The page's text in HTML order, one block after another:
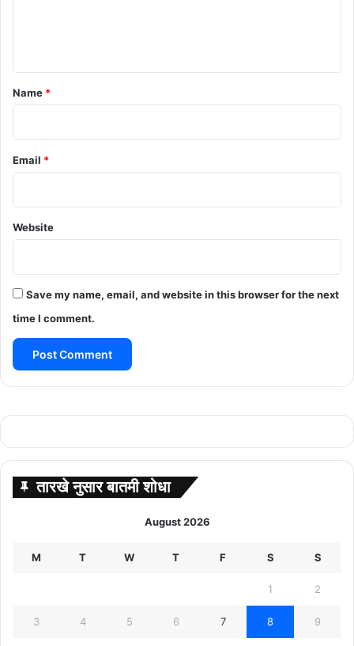
*
Name *
Email *
Website
Save my name, email, and website in this browser for the next
time I comment.
तारखे नुसार बातमी शोधा
August 2026
M T W T F S S
1 2
3 4 5 6 7 8 9